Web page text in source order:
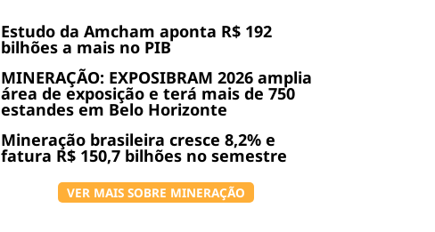
Estudo da Amcham aponta R$ 192
bilhões a mais no PIB
MINERAÇÃO: EXPOSIBRAM 2026 amplia
área de exposição e terá mais de 750
estandes em Belo Horizonte
Mineração brasileira cresce 8,2% e
fatura R$ 150,7 bilhões no semestre
VER MAIS SOBRE MINERAÇÃO